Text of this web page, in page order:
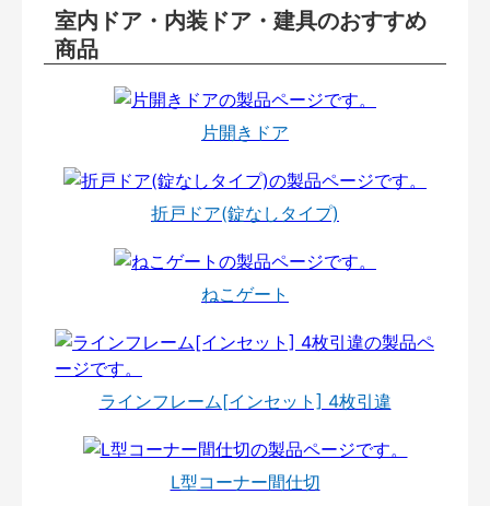
室内ドア・内装ドア・建具のおすすめ
商品
片開きドア
折戸ドア(錠なしタイプ)
ねこゲート
ラインフレーム[インセット] 4枚引違
L型コーナー間仕切